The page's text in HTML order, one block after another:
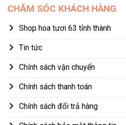
CHĂM SÓC KHÁCH HÀNG
Shop hoa tươi 63 tỉnh thành
Tin tức
Chính sách vận chuyển
Chính sách thanh toán
Chính sách đổi trả hàng